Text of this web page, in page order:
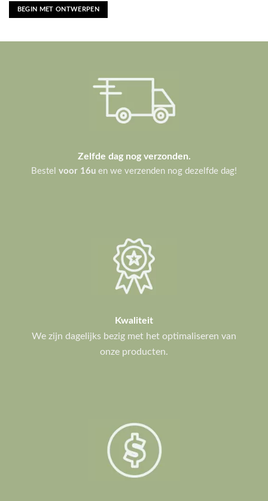
was:
€16,95.
is:
€13,55.
BEGIN MET ONTWERPEN
Zelfde dag nog verzonden.
Bestel voor 16u en we verzenden nog dezelfde dag!
Kwaliteit
We zijn dagelijks bezig met het optimaliseren van
onze producten.